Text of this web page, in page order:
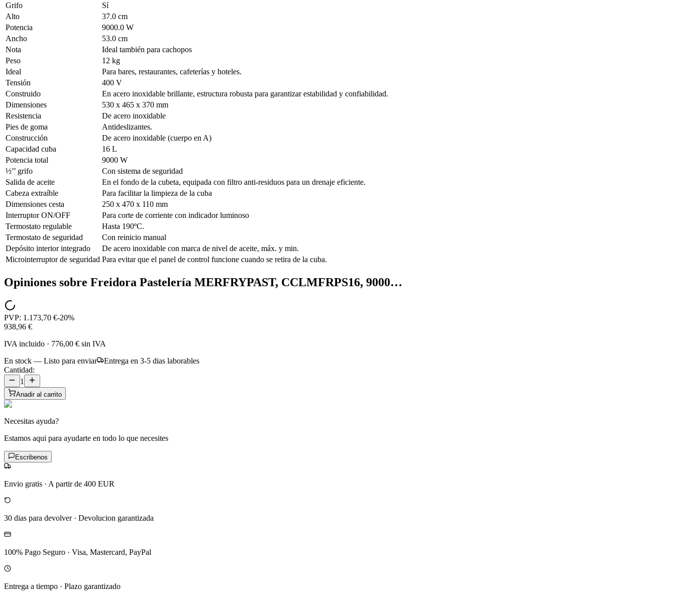
Grifo
Sí
Alto
37.0 cm
Potencia
9000.0 W
Ancho
53.0 cm
Nota
Ideal también para cachopos
Peso
12 kg
Ideal
Para bares, restaurantes, cafeterías y hoteles.
Tensión
400 V
Construido
En acero inoxidable brillante, estructura robusta para garantizar estabilidad y confiabilidad.
Dimensiones
530 x 465 x 370 mm
Resistencia
De acero inoxidable
Pies de goma
Antideslizantes.
Construcción
De acero inoxidable (cuerpo en A)
Capacidad cuba
16 L
Potencia total
9000 W
½’’ grifo
Con sistema de seguridad
Salida de aceite
En el fondo de la cubeta, equipada con filtro anti-residuos para un drenaje eficiente.
Cabeza extraíble
Para facilitar la limpieza de la cuba
Dimensiones cesta
250 x 470 x 110 mm
Interruptor ON/OFF
Para corte de corriente con indicador luminoso
Termostato regulable
Hasta 190ºC.
Termostato de seguridad
Con reinicio manual
Depósito interior integrado
De acero inoxidable con marca de nivel de aceite, máx. y min.
Microinterruptor de seguridad Para evitar que el panel de control funcione cuando se retira de la cuba.
Opiniones sobre Freidora Pastelería MERFRYPAST, CCLMFRPS16, 9000…
PVP: 1.173,70 €-20%
938,96 €
IVA incluido · 776,00 € sin IVA
En stock — Listo para enviar
Entrega en 3-5 dias laborables
Cantidad:
1
Anadir al carrito
Necesitas ayuda?
Estamos aqui para ayudarte en todo lo que necesites
Escribenos
Envio gratis · A partir de 400 EUR
30 dias para devolver· Devolucion garantizada
100% Pago Seguro · Visa, Mastercard, PayPal
Entrega a tiempo · Plazo garantizado